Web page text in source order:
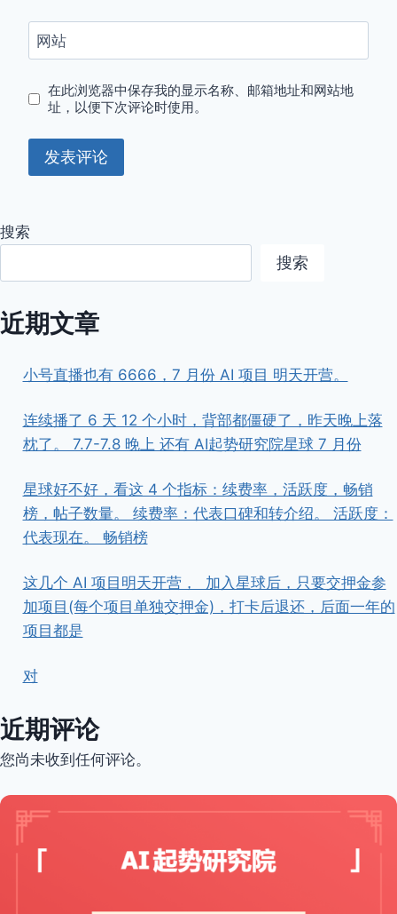
网站
在此浏览器中保存我的显示名称、邮箱地址和网站地
址，以便下次评论时使用。
搜索
搜索
近期文章
小号直播也有 6666，7 月份 AI 项目 明天开营。
连续播了 6 天 12 个小时，背部都僵硬了，昨天晚上落
枕了。 7.7-7.8 晚上 还有 AI起势研究院星球 7 月份
星球好不好，看这 4 个指标：续费率，活跃度，畅销
榜，帖子数量。 续费率：代表口碑和转介绍。 活跃度：
代表现在。 畅销榜
这几个 AI 项目明天开营， ​ ​加入星球后，只要交押金参
加项目(每个项目单独交押金)，打卡后退还，后面一年的
项目都是
对
近期评论
您尚未收到任何评论。